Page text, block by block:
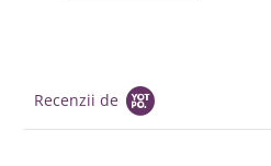
Recenzii de